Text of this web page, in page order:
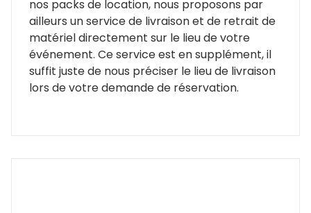
nos packs de location, nous proposons par
ailleurs un service de livraison et de retrait de
matériel directement sur le lieu de votre
événement. Ce service est en supplément, il
suffit juste de nous préciser le lieu de livraison
lors de votre demande de réservation.